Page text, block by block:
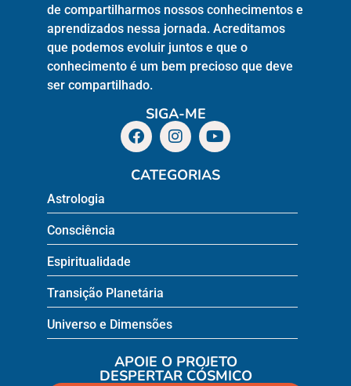
de compartilharmos nossos conhecimentos e
aprendizados nessa jornada. Acreditamos
que podemos evoluir juntos e que o
conhecimento é um bem precioso que deve
ser compartilhado.
SIGA-ME
CATEGORIAS
Astrologia
Consciência
Espiritualidade
Transição Planetária
Universo e Dimensões
APOIE O PROJETO
DESPERTAR CÓSMICO